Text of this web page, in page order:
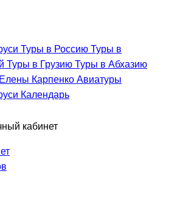
Туры в РоссиюТуры в
Туры в ГрузиюТуры в Абхазию
КарпенкоАвиатуры
Календарь
кабинет